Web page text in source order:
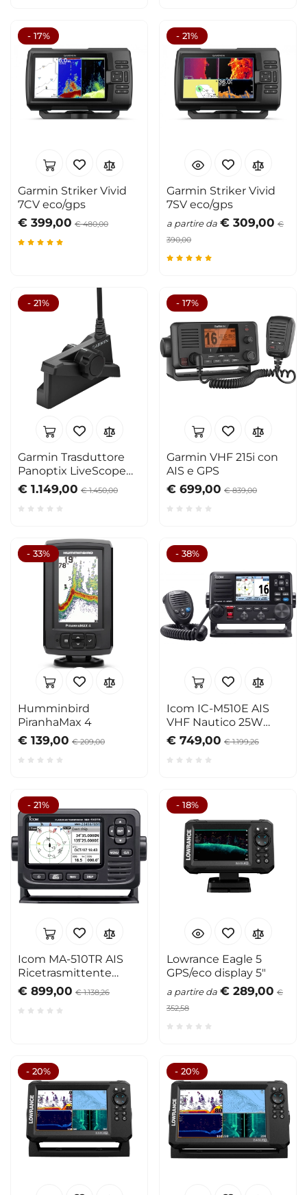
- 17%
Garmin Striker Vivid
7CV eco/gps
€ 399,00 € 480,00
- 21%
Garmin Striker Vivid
7SV eco/gps
a partire da € 309,00 €
390,00
- 21%
Garmin Trasduttore
Panoptix LiveScope
LVS34
€ 1.149,00 € 1.450,00
- 17%
Garmin VHF 215i con
AIS e GPS
€ 699,00 € 839,00
- 33%
Humminbird
PiranhaMax 4
€ 139,00 € 209,00
- 38%
Icom IC-M510E AIS
VHF Nautico 25W
Wireless
€ 749,00 € 1.199,26
- 21%
Icom MA-510TR AIS
Ricetrasmittente
Classe B
€ 899,00 € 1.138,26
- 18%
Lowrance Eagle 5
GPS/eco display 5"
a partire da € 289,00 €
352,58
- 20% - 20%